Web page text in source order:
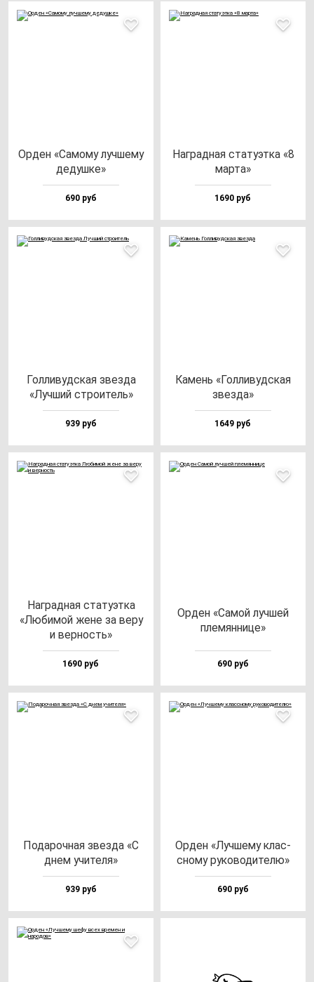
Орден «Само­му луч­ше­му
де­душ­ке»
690 руб
Наг­рад­ная ста­ту­эт­ка «8
мар­та»
1690 руб
Гол­ли­вуд­ская звез­да
«Луч­ший стро­итель»
939 руб
Камень «Гол­ли­вуд­ская
звез­да»
1649 руб
Наг­рад­ная ста­ту­эт­ка
«Люби­мой же­не за ве­ру
и вер­ность»
1690 руб
Орден «Самой луч­шей
пле­мян­ни­це»
690 руб
Пода­роч­ная звез­да «С
днем учи­те­ля»
939 руб
Орден «Луч­ше­му клас­
сно­му ру­ко­во­ди­те­лю»
690 руб